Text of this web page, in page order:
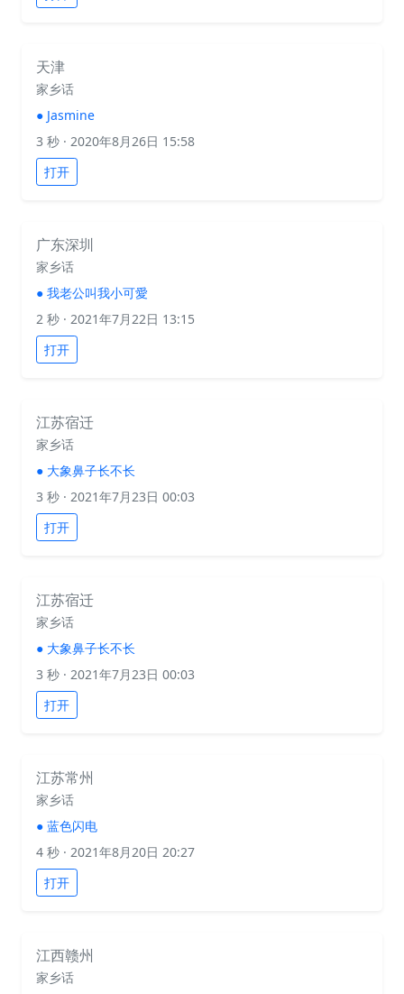
天津
家乡话
● Jasmine
3 秒 · 2020年8月26日 15:58
打开
广东深圳
家乡话
● 我老公叫我小可愛
2 秒 · 2021年7月22日 13:15
打开
江苏宿迁
家乡话
● 大象鼻子长不长
3 秒 · 2021年7月23日 00:03
打开
江苏宿迁
家乡话
● 大象鼻子长不长
3 秒 · 2021年7月23日 00:03
打开
江苏常州
家乡话
● 蓝色闪电
4 秒 · 2021年8月20日 20:27
打开
江西赣州
家乡话